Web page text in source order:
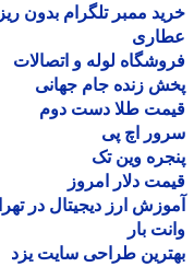
ممبر تلگرام بدون ریزش
لوله و اتصالات
زنده جام جهانی
طلا دست دوم
اچ پی
وین تک
دلار امروز
ارز دیجیتال در تهران
بار
طراحی سایت یزد